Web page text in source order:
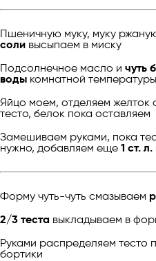
Пшеничную муку, муку
соли высыпаем в миску
Подсолнечное масло и чуть
воды комнатной
Яйцо моем, отделяем желток
тесто, белок пока оставляем
Замешиваем руками, пока
нужно, добавляем еще 1 ст.
Форму чуть-чуть смазываем
2/3 теста выкладываем в
Руками распределяем
бортики